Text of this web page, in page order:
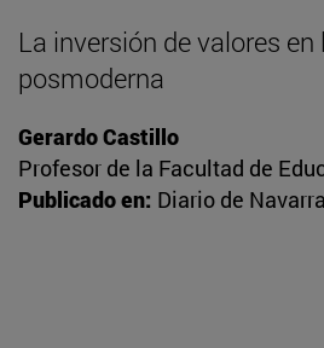
La inversión de valores
posmoderna
Gerardo Castillo
Profesor de la Facultad de
Publicado en: Diario de Navarra